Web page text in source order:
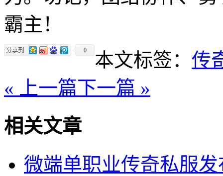
霸主！
0 本文标签： 传
« 上一篇下一篇 »
相关文章
微端单职业传奇私服